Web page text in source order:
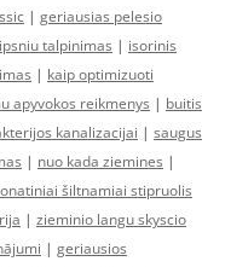
| geriausias pelesio
talpinimas | isorinis
| kaip optimizuoti
apyvokos reikmenys | buitis
kanalizacijai | saugus
| nuo kada ziemines |
šiltnamiai stipruolis
| zieminio langu skyscio
| geriausios